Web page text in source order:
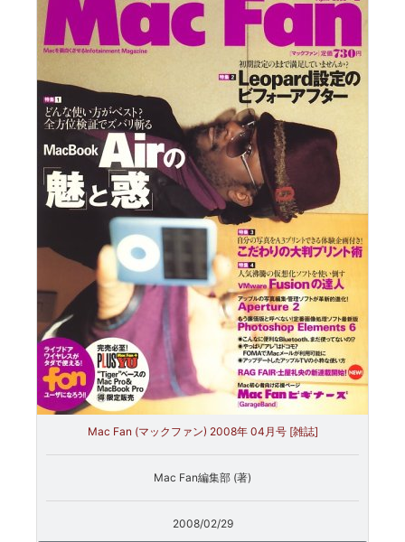
Mac Fan (マックファン) 2008年 04月号 [雑誌]
Mac Fan編集部 (著)
2008/02/29